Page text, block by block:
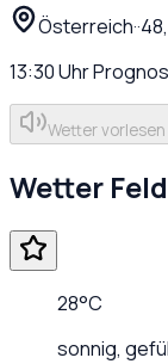
Österreich··
13:30Uhr
Wetter vorlesen
Wetter
28°C
sonnig,